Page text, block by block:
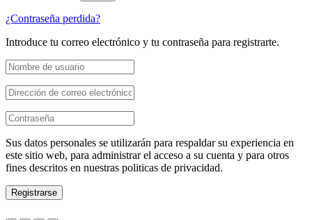
¿Contraseña perdida?
Introduce tu correo electrónico y tu contraseña para registrarte.
Sus datos personales se utilizarán para respaldar su experiencia en
este sitio web, para administrar el acceso a su cuenta y para otros
fines descritos en nuestras politicas de privacidad.
Registrarse